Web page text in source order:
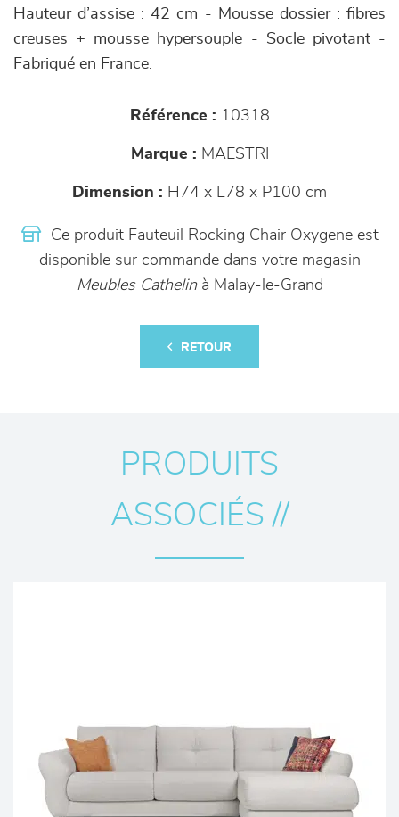
Hauteur d’assise : 42 cm - Mousse dossier : fibres
creuses + mousse hypersouple - Socle pivotant -
Fabriqué en France.
Référence : 10318
Marque : MAESTRI
Dimension : H74 x L78 x P100 cm
Ce produit Fauteuil Rocking Chair Oxygene est
disponible sur commande dans votre magasin
Meubles Cathelinà Malay-le-Grand
RETOUR
PRODUITS
ASSOCIÉS //